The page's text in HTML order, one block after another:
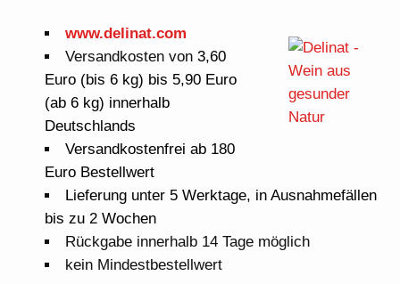
www.delinat.com
Versandkosten von3,60
Euro (bis 6 kg) bis 5,90 Euro
(ab 6 kg) innerhalb
Deutschlands
Versandkostenfrei ab 180
Euro Bestellwert
Lieferung unter 5 Werktage, in Ausnahmefällen
bis zu 2 Wochen
Rückgabe innerhalb 14 Tage möglich
kein Mindestbestellwert